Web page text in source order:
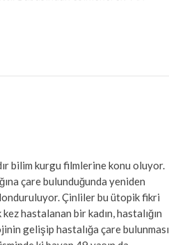
bilim kurgu filmlerine konu oluyor.
çare bulunduğunda yeniden
Çinliler bu ütopik fikri
hastalanan bir kadın, hastalığın
gelişip hastalığa çare bulunması